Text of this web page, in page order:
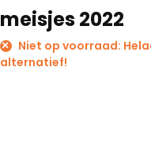
meisjes 2022
Niet op voorraad:
alternatief!